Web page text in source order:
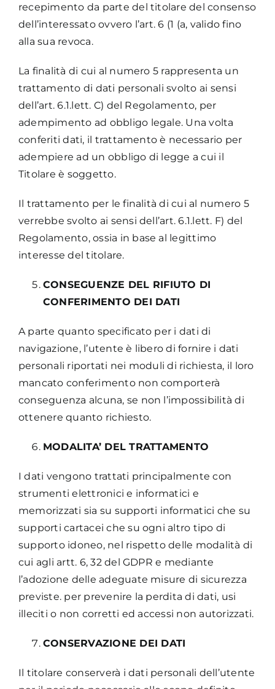
recepimento da parte del titolare del consenso
dell’interessato ovvero l’art. 6 (1 (a, valido fino
alla sua revoca.
La finalità di cui al numero 5 rappresenta un
trattamento di dati personali svolto ai sensi
dell’art. 6.1.lett. C) del Regolamento, per
adempimento ad obbligo legale. Una volta
conferiti dati, il trattamento è necessario per
adempiere ad un obbligo di legge a cui il
Titolare è soggetto.
Il trattamento per le finalità di cui al numero 5
verrebbe svolto ai sensi dell’art. 6.1.lett. F) del
Regolamento, ossia in base al legittimo
interesse del titolare.
CONSEGUENZE DEL RIFIUTO DI
CONFERIMENTO DEI DATI
A parte quanto specificato per i dati di
navigazione, l’utente è libero di fornire i dati
personali riportati nei moduli di richiesta, il loro
mancato conferimento non comporterà
conseguenza alcuna, se non l’impossibilità di
ottenere quanto richiesto.
MODALITA’ DEL TRATTAMENTO
I dati vengono trattati principalmente con
strumenti elettronici e informatici e
memorizzati sia su supporti informatici che su
supporti cartacei che su ogni altro tipo di
supporto idoneo, nel rispetto delle modalità di
cui agli artt. 6, 32 del GDPR e mediante
l’adozione delle adeguate misure di sicurezza
previste. per prevenire la perdita di dati, usi
illeciti o non corretti ed accessi non autorizzati.
CONSERVAZIONE DEI DATI
Il titolare conserverà i dati personali dell’utente